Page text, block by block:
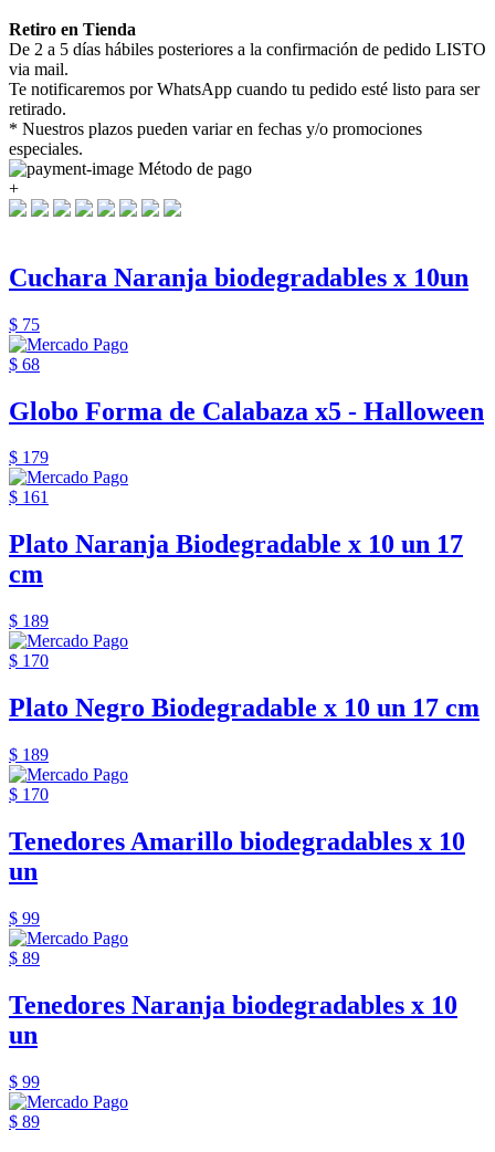
Retiro en Tienda
De 2 a 5 días hábiles posteriores a la confirmación de pedido LISTO
via mail.
Te notificaremos por WhatsApp cuando tu pedido esté listo para ser
retirado.
* Nuestros plazos pueden variar en fechas y/o promociones
especiales.
Método de pago
+
Cuchara Naranja biodegradables x 10un
$ 75
$ 68
Globo Forma de Calabaza x5 - Halloween
$ 179
$ 161
Plato Naranja Biodegradable x 10 un 17
cm
$ 189
$ 170
Plato Negro Biodegradable x 10 un 17 cm
$ 189
$ 170
Tenedores Amarillo biodegradables x 10
un
$ 99
$ 89
Tenedores Naranja biodegradables x 10
un
$ 99
$ 89